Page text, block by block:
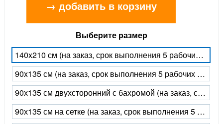
→ добавить в корзину
Выберите размер
140x210 см (на заказ, срок выполнения 5 рабочих дней)
90x135 см (на заказ, срок выполнения 5 рабочих дней)
90х135 см двухсторонний с бахромой (на заказ, срок выполнения 5 рабочих дней)
90х135 см на сетке (на заказ, срок выполнения 5 рабочих дней)